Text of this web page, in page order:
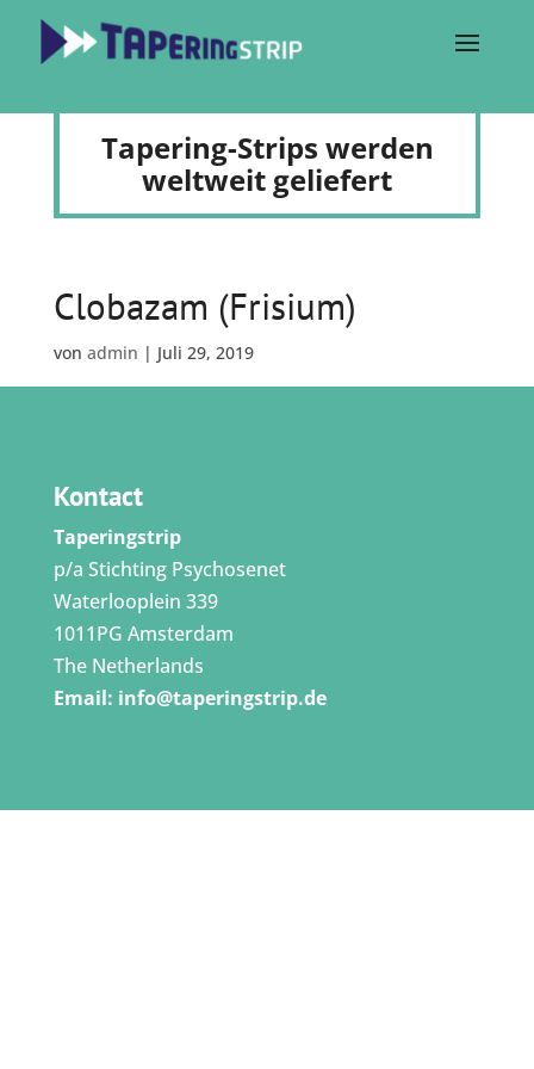
Tapering-Strips werden
weltweit geliefert
Clobazam (Frisium)
von admin | Juli 29, 2019
Kontact
Taperingstrip
p/a Stichting Psychosenet
Waterlooplein 339
1011PG Amsterdam
The Netherlands
Email: info@taperingstrip.de